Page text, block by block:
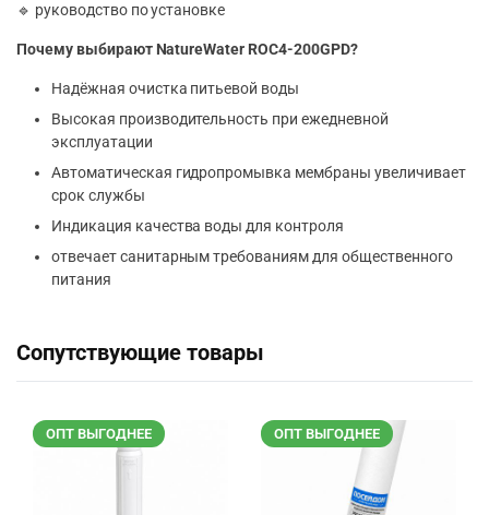
🔹 руководство по установке
Почему выбирают NatureWater ROC4-200GPD?
Надёжная очистка питьевой воды
Высокая производительность при ежедневной
эксплуатации
Автоматическая гидропромывка мембраны увеличивает
срок службы
Индикация качества воды для контроля
отвечает санитарным требованиям для общественного
питания
Сопутствующие товары
ОПТ ВЫГОДНЕЕ ОПТ ВЫГОДНЕЕ